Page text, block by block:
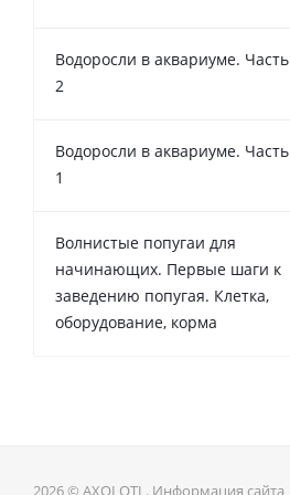
Водоросли в аквариуме. Часть
2
Водоросли в аквариуме. Часть
1
Волнистые попугаи для
начинающих. Первые шаги к
заведению попугая. Клетка,
оборудование, корма
2026 © AXOLOTL. Информация сайта